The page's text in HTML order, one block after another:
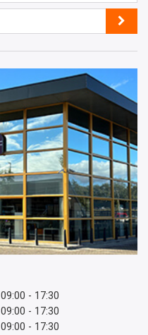
09:00 - 17:30
09:00 - 17:30
09:00 - 17:30